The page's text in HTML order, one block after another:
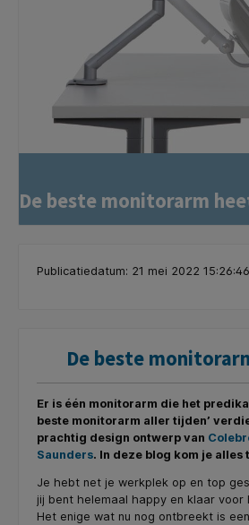
De beste monitorarm
Publicatiedatum: 21 mei 2022 15:26:46
De beste
Er is één monitorarm die het
beste monitorarm aller tijden’
prachtig design ontwerp van
Saunders. In deze blog kom je alles
Je hebt net je werkplek op en top
jij bent helemaal happy en klaar voor
Het enige wat nu nog ontbreekt is